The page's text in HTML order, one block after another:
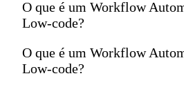
O que é um Workflow
Low-code?
O que é um Workflow
Low-code?